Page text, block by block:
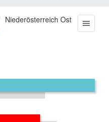
Niederösterreich Ost